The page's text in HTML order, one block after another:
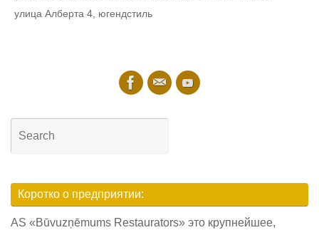
улица Алберта 4 югендстиль
for:
Коротко о предприятии:
AS «Būvuzņēmums Restaurators» это крупнейшее,